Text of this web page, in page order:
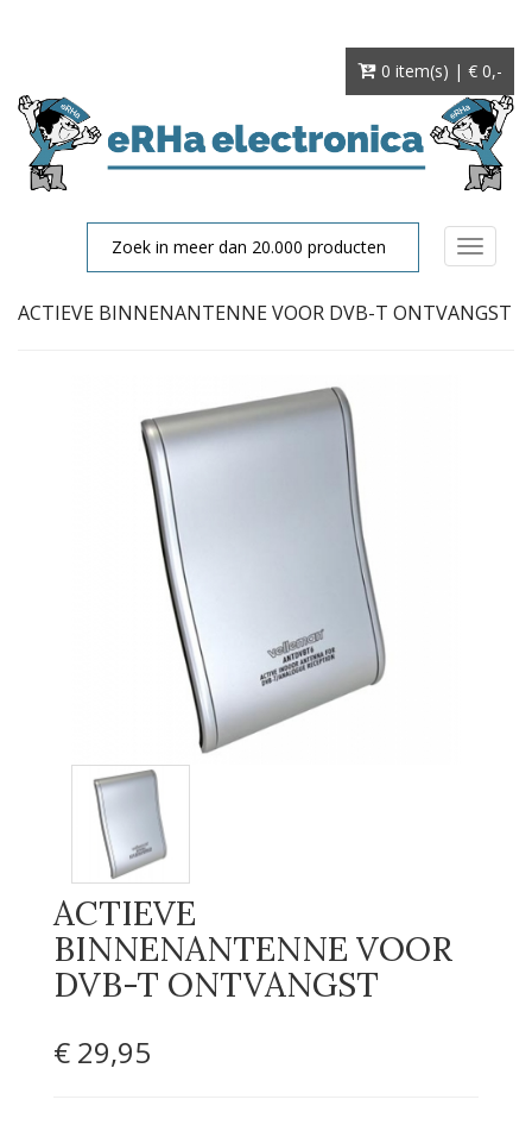
0 item(s) | € 0,-
Toggle
ACTIEVE BINNENANTENNE VOOR DVB-T ONTVANGST
ACTIEVE
BINNENANTENNE VOOR
DVB-T ONTVANGST
€ 29,95